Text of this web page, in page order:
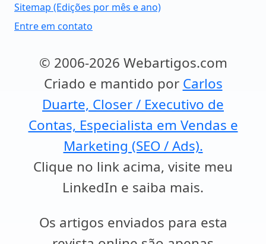
Sitemap (Edições por mês e ano)
Entre em contato
© 2006-2026 Webartigos.com
Criado e mantido por Carlos
Duarte, Closer / Executivo de
Contas, Especialista em Vendas e
Marketing (SEO / Ads).
Clique no link acima, visite meu
LinkedIn e saiba mais.
Os artigos enviados para esta